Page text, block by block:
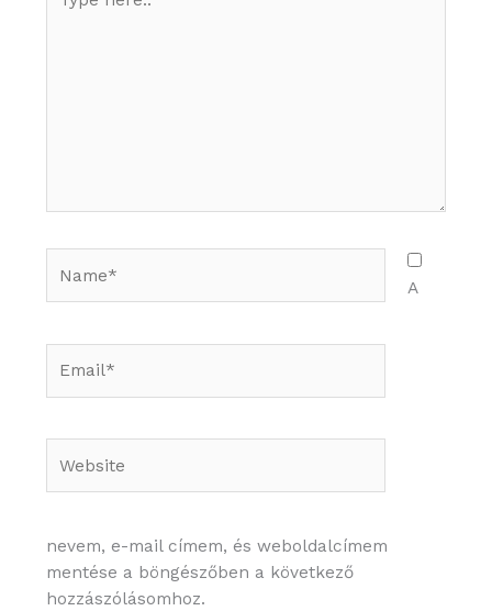
here..
A
nevem, e-mail címem, és weboldalcímem
mentése a böngészőben a következő
hozzászólásomhoz.